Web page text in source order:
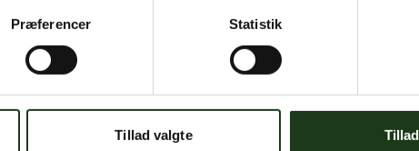
Præferencer Statistik
Tillad valgte
Har du brug for hjælp?
velkommen til at kontakte os, hvis du har spørgsmål eller brug
Find nærmeste afdeling